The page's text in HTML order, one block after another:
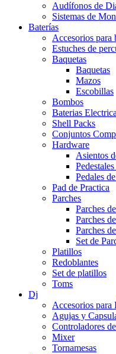
Audífonos de
Sistemas de
Baterías
Accesorios para
Estuches de
Baquetas
Baquetas
Mazos
Escobillas
Bombos
Baterias
Shell Packs
Conjuntos
Hardware
Asientos
Pedales
Pad de Practica
Parches
Parches
Parches
Parches
Set de
Platillos
Redoblantes
Set de platillos
Toms
Dj
Accesorios para
Agujas y
Controladores
Mixer
Tornamesas